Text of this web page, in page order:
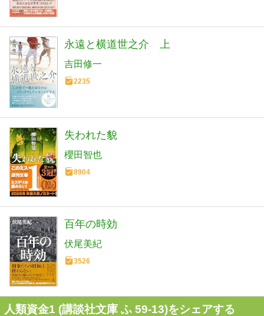
永遠と横道世之介 上
吉田修一
2235
失われた貌
櫻田智也
8904
百年の時効
伏尾美紀
3526
人類資金1 (講談社文庫 ふ 59-13)をシェアする